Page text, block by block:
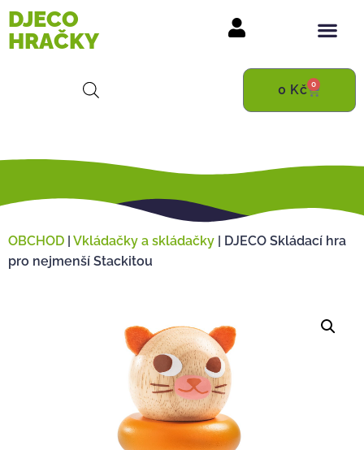
DJECO
HRAČKY
0 Kč 0
OBCHOD | Vkládačky a skládačky | DJECO Skládací hra
pro nejmenší Stackitou